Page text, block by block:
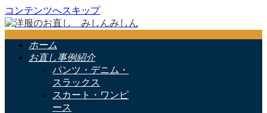
コンテンツへスキップ
ホーム
お直し事例紹介
パンツ・デニム・
スラックス
スカート・ワンピ
ース